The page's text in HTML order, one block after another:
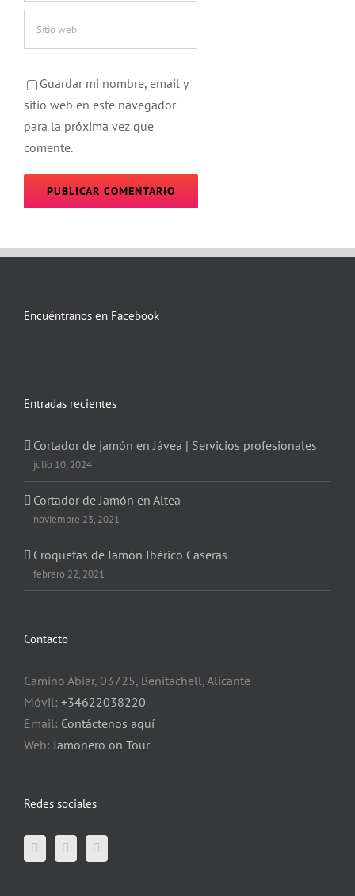
Guardar mi nombre, email y
sitio web en este navegador
para la próxima vez que
comente.
Encuéntranos en Facebook
Entradas recientes
Cortador de jamón en Jávea | Servicios profesionales
julio 10, 2024
Cortador de Jamón en Altea
noviembre 23, 2021
Croquetas de Jamón Ibérico Caseras
febrero 22, 2021
Contacto
Camino Abiar, 03725, Benitachell, Alicante
Móvil: +34622038220
Email: Contáctenos aquí
Web:Jamonero on Tour
Redes sociales